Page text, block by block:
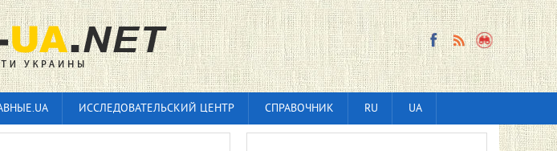
ИССЛЕДОВАТЕЛЬСКИЙ ЦЕНТР СПРАВОЧНИК RU UA